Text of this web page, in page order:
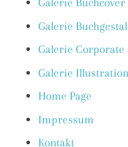
Galerie Buchcover
Galerie
Galerie Corporate
Galerie Illustration
Home Page
Impressum
Kontakt